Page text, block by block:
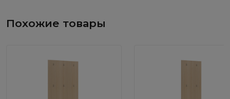
Похожие товары